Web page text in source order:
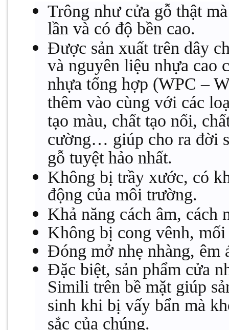
Trông như cửa gỗ thật
lần và có độ bền cao.
Được sản xuất trên dây
và nguyên liệu nhựa cao
nhựa tổng hợp (WPC –
thêm vào cùng với các
tạo màu, chất tạo nối,
cường… giúp cho ra đời
gỗ tuyệt hảo nhất.
Không bị trầy xước, có
động của môi trường.
Khả năng cách âm, cách
Không bị cong vênh,
Đóng mở nhẹ nhàng, êm
Đặc biệt, sản phẩm cửa
Simili trên bề mặt giúp
sinh khi bị vấy bẩn mà
sắc của chúng.